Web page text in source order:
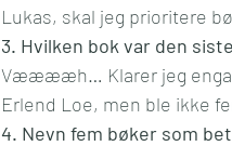
Lukas, skal jeg prioritere
3. Hvilken bok var den
Vææææh… Klarer jeg
Erlend Loe, men ble ikke
4. Nevn fem bøker som